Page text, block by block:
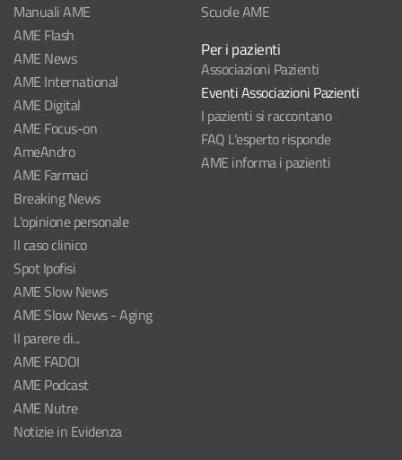
Manuali AME
AME Flash
AME News
AME International
AME Digital
AME Focus-on
AmeAndro
AME Farmaci
Breaking News
L'opinione personale
Il caso clinico
Spot Ipofisi
AME Slow News
AME Slow News - Aging
Il parere di...
AME FADOI
AME Podcast
AME Nutre
Notizie in Evidenza
Scuole AME
Per i pazienti
Associazioni Pazienti
Eventi Associazioni Pazienti
I pazienti si raccontano
FAQ L'esperto risponde
AME informa i pazienti